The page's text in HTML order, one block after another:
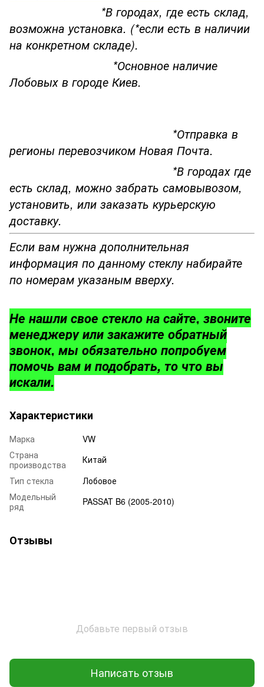
*В городах, где есть склад,
возможна установка. (*если есть в наличии
на конкретном складе).
*Основное наличие
Лобовых в городе Киев.
*Отправка в
регионы перевозчиком Новая Почта.
*В городах где
есть склад, можно забрать самовывозом,
установить, или заказать курьерскую
доставку.
Если вам нужна дополнительная
информация по данному стеклу набирайте
по номерам указаным вверху.
Не нашли свое стекло на сайте, звоните
менеджеру или закажите обратный
звонок, мы обязательно попробуем
помочь вам и подобрать, то что вы
искали.
Характеристики
Марка
VW
Страна
производства
Китай
Тип стекла
Лобовое
Модельный
ряд
PASSAT B6 (2005-2010)
Отзывы
Добавьте первый отзыв
Написать отзыв